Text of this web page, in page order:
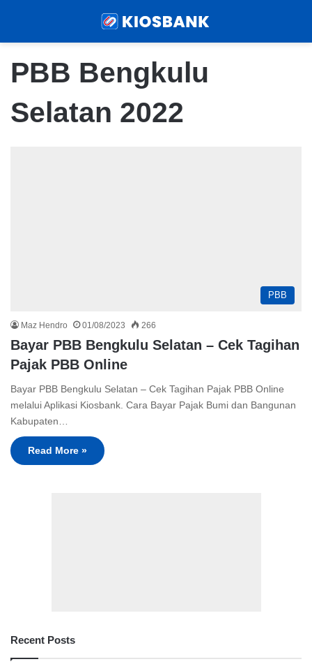
PBB Bengkulu
Selatan 2022
PBB
Maz Hendro 01/08/2023 266
Bayar PBB Bengkulu Selatan – Cek Tagihan
Pajak PBB Online
Bayar PBB Bengkulu Selatan – Cek Tagihan Pajak PBB Online
melalui Aplikasi Kiosbank. Cara Bayar Pajak Bumi dan Bangunan
Kabupaten…
Read More »
Recent Posts